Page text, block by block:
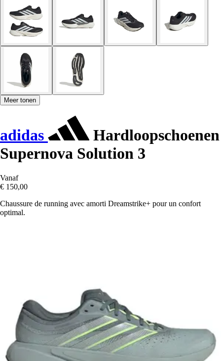
Meer tonen
adidas
Hardloopschoenen
Supernova Solution 3
Vanaf
€ 150,00
Chaussure de running avec amorti Dreamstrike+ pour un confort
optimal.